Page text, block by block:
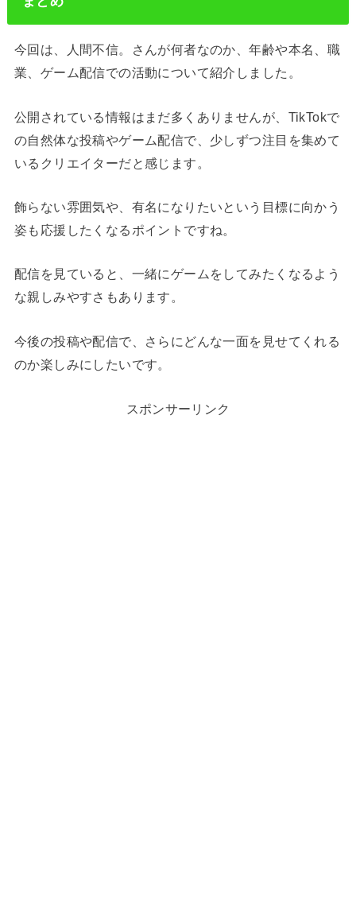
今回は、人間不信。さんが何者なのか、年齢や本名、職
業、ゲーム配信での活動について紹介しました。
公開されている情報はまだ多くありませんが、TikTokで
の自然体な投稿やゲーム配信で、少しずつ注目を集めて
いるクリエイターだと感じます。
飾らない雰囲気や、有名になりたいという目標に向かう
姿も応援したくなるポイントですね。
配信を見ていると、一緒にゲームをしてみたくなるよう
な親しみやすさもあります。
今後の投稿や配信で、さらにどんな一面を見せてくれる
のか楽しみにしたいです。
スポンサーリンク